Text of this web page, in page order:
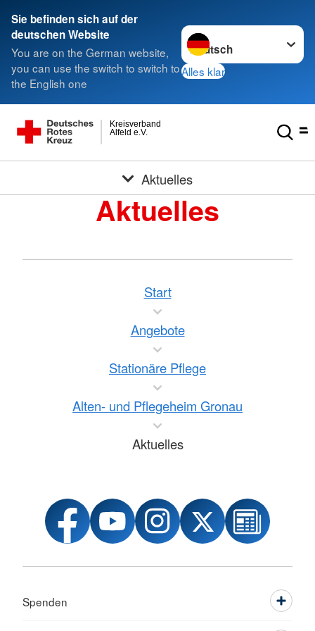
Sie befinden sich auf der
deutschen Website
You are on the German website,
you can use the switch to switch to
the English one
Sprache wechseln zu
Alles klar
Alfeld e.V.
Kreisverband
Aktuelles
Aktuelles
Start
Angebote
Stationäre Pflege
Alten- und Pflegeheim Gronau
Aktuelles
Spenden